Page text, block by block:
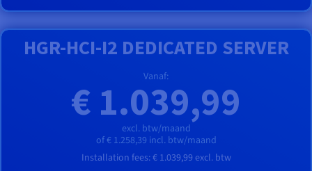
HGR-HCI-I2 DEDICATED SERVER
Vanaf:
€ 1.039,99
excl. btw/maand
of € 1.258,39 incl. btw/maand
Installation fees:€ 1.039,99 excl. btw